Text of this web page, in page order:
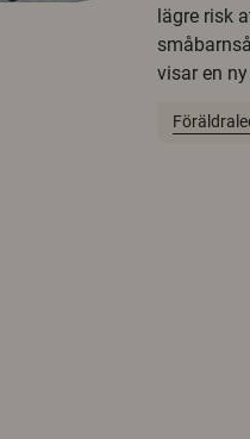
lägre risk
visar en